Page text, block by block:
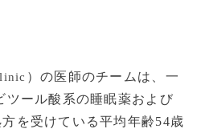
）の医師のチームは、一
ツール酸系の睡眠薬および
を受けている平均年齢54歳